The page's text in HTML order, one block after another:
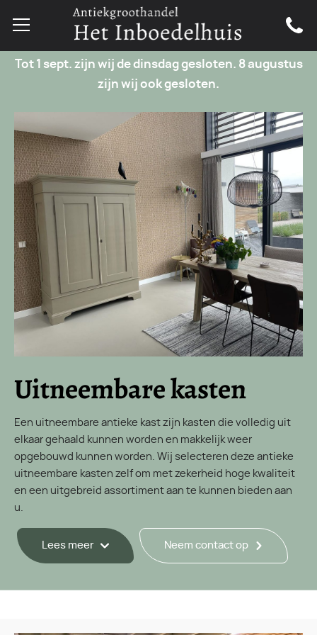
Tot 1 sept. zijn wij de dinsdag gesloten. 8 augustus
zijn wij ook gesloten.
Uitneembare kasten
Een uitneembare antieke kast zijn kasten die volledig uit
elkaar gehaald kunnen worden en makkelijk weer
opgebouwd kunnen worden. Wij selecteren deze antieke
uitneembare kasten zelf om met zekerheid hoge kwaliteit
en een uitgebreid assortiment aan te kunnen bieden aan
u.
Lees meer Neem contact op